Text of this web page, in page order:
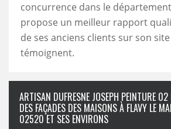
concurrence dans le
propose un meilleur rapport
de ses anciens clients sur son
témoignent.
ARTISAN DUFRESNE JOSEPH PEINTURE 02
DES FAÇADES DES MAISONS À FLAVY LE
02520 ET SES ENVIRONS